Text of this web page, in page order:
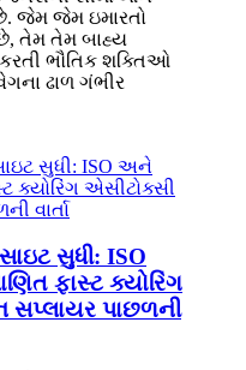
જેમ જેમ ઇમારતો
તેમ તેમ બાહ્ય
કરતી ભૌતિક શક્તિઓ
ઢાળ ગંભીર
સુધી: ISO
ફાસ્ટ ક્યોરિંગ
સપ્લાયર પાછળની